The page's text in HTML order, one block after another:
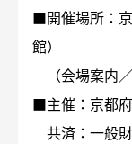
■開催場所：
館）
（会場案内
■主催：京都
共済：一般